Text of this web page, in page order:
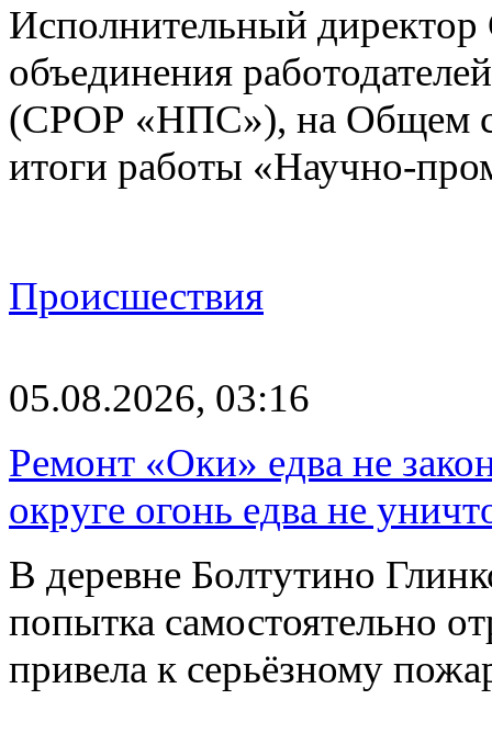
Исполнительный директор
объединения
(СРОР «НПС»), на Общем
итоги работы «Научно-
Происшествия
05.08.2026, 03:16
Ремонт «Оки» едва не
округе огонь едва не
В деревне Болтутино
попытка самостоятельно
привела к серьёзному